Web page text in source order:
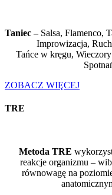
Taniec – Salsa, Flamenco,
Improwizacja,
Tańce w kręgu,
ZOBACZ WIĘCEJ
TRE
Metoda TRE
reakcje organizmu –
równowagę na